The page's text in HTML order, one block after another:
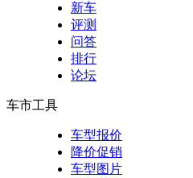
新车
评测
问答
排行
论坛
车市工具
车型报价
降价促销
车型图片